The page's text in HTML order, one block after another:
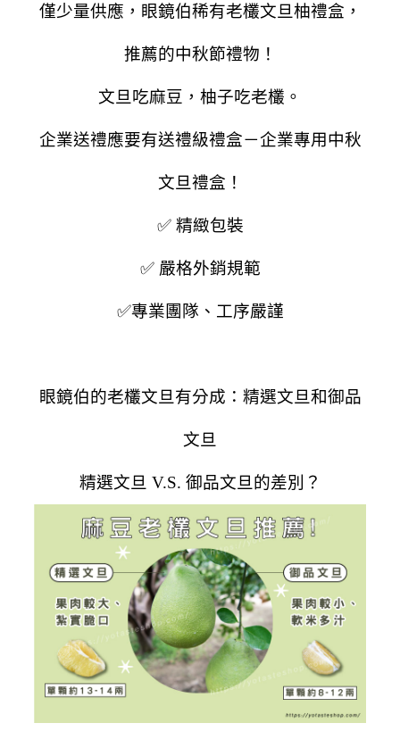
僅少量供應，眼鏡伯稀有老欉文旦柚禮盒，
推薦的中秋節禮物！
文旦吃麻豆，柚子吃老欉。
企業送禮應要有送禮級禮盒－企業專用中秋
文旦禮盒！
✅ 精緻包裝
✅ 嚴格外銷規範
✅專業團隊、 工序嚴謹
眼鏡伯的老欉文旦有分成：精選文旦和御品
文旦
精選文旦 V.S. 御品文旦的差別？